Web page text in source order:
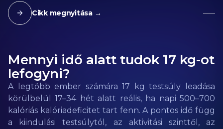
Cikk megnyitása →
Mennyi idő alatt tudok 17 kg-ot
lefogyni?
A legtöbb ember számára 17 kg testsúly leadása
körülbelül 17–34 hét alatt reális, ha napi 500–700
kalóriás kalóriadeficitet tart fenn. A pontos idő függ
a kiindulási testsúlytól, az aktivitási szinttől, az